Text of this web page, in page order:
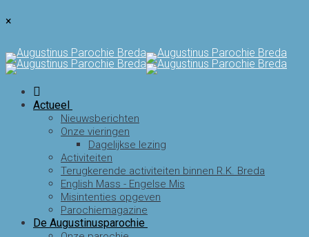
×
Actueel
Nieuwsberichten
Onze vieringen
Dagelijkse lezing
Activiteiten
Terugkerende activiteiten binnen R.K. Breda
English Mass - Engelse Mis
Misintenties opgeven
Parochiemagazine
De Augustinusparochie